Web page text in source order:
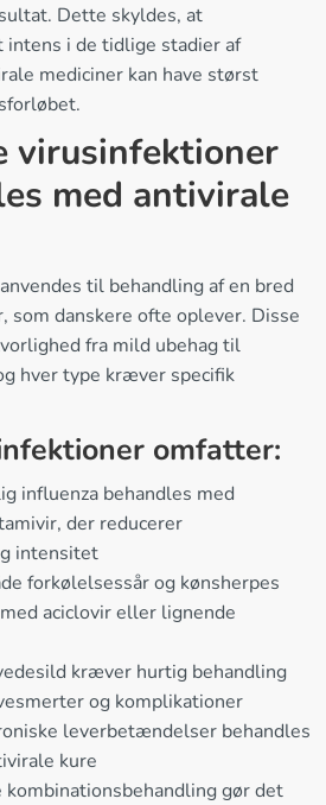
Dette skyldes, at
i de tidlige stadier af
mediciner kan have størst
virusinfektioner
med antivirale
til behandling af en bred
som danskere ofte oplever. Disse
fra mild ubehag til
hver type kræver specifik
omfatter:
influenza behandles med
der reducerer
intensitet
forkølelsessår og kønsherpes
aciclovir eller lignende
kræver hurtig behandling
og komplikationer
leverbetændelser behandles
kure
kombinationsbehandling gør det